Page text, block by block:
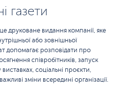
газети
друковане видання компанії, яке
або зовнішньої
допомагає розповідати про
співробітників, запуск
соціальні проєкти,
зміни всередині організації.